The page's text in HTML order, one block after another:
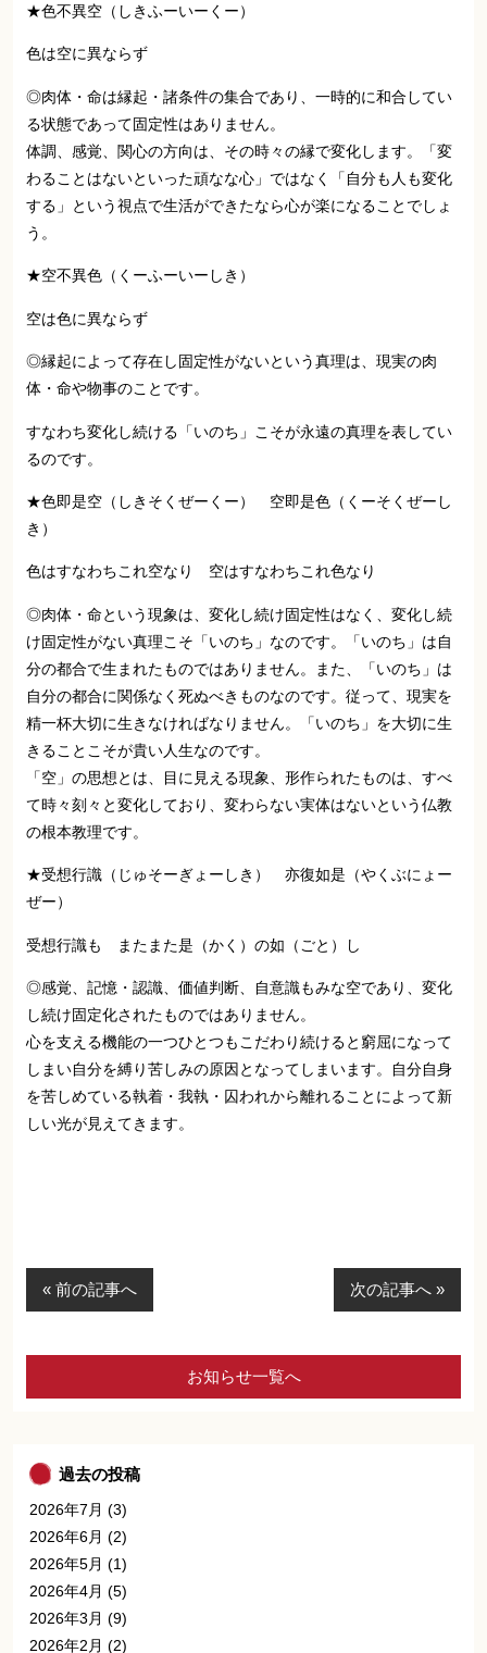
★色不異空（しきふーいーくー）
色は空に異ならず
◎肉体・命は縁起・諸条件の集合であり、一時的に和合してい
る状態であって固定性はありません。
体調、感覚、関心の方向は、その時々の縁で変化します。「変
わることはないといった頑なな心」ではなく「自分も人も変化
する」という視点で生活ができたなら心が楽になることでしょ
う。
★空不異色（くーふーいーしき）
空は色に異ならず
◎縁起によって存在し固定性がないという真理は、現実の肉
体・命や物事のことです。
すなわち変化し続ける「いのち」こそが永遠の真理を表してい
るのです。
★色即是空（しきそくぜーくー） 空即是色（くーそくぜーし
き）
色はすなわちこれ空なり 空はすなわちこれ色なり
◎肉体・命という現象は、変化し続け固定性はなく、変化し続
け固定性がない真理こそ「いのち」なのです。「いのち」は自
分の都合で生まれたものではありません。また、「いのち」は
自分の都合に関係なく死ぬべきものなのです。従って、現実を
精一杯大切に生きなければなりません。「いのち」を大切に生
きることこそが貴い人生なのです。
「空」の思想とは、目に見える現象、形作られたものは、すべ
て時々刻々と変化しており、変わらない実体はないという仏教
の根本教理です。
★受想行識（じゅそーぎょーしき） 亦復如是（やくぶにょー
ぜー）
受想行識も またまた是（かく）の如（ごと）し
◎感覚、記憶・認識、価値判断、自意識もみな空であり、変化
し続け固定化されたものではありません。
心を支える機能の一つひとつもこだわり続けると窮屈になって
しまい自分を縛り苦しみの原因となってしまいます。自分自身
を苦しめている執着・我執・囚われから離れることによって新
しい光が見えてきます。
« 前の記事へ 次の記事へ »
お知らせ一覧へ
過去の投稿
2026年7月 (3)
2026年6月 (2)
2026年5月 (1)
2026年4月 (5)
2026年3月 (9)
2026年2月 (2)